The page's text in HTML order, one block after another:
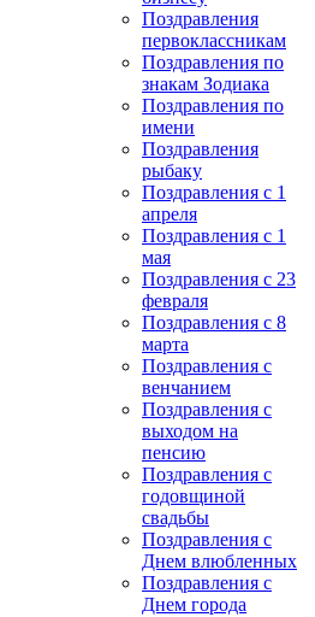
Поздравления
первоклассникам
Поздравления по
знакам Зодиака
Поздравления по
имени
Поздравления
рыбаку
Поздравления с 1
апреля
Поздравления с 1
мая
Поздравления с 23
февраля
Поздравления с 8
марта
Поздравления с
венчанием
Поздравления с
выходом на
пенсию
Поздравления с
годовщиной
свадьбы
Поздравления с
Днем влюбленных
Поздравления с
Днем города